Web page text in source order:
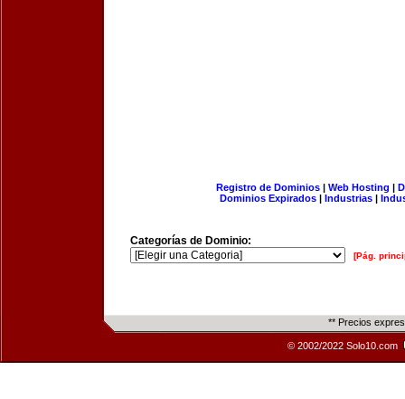
Registro de Dominios| Web Hosting |
Dominios Expirados | Industrias |
Categorías de Dominio:
[Pág.
** Precios
© 2002/2022 Solo10.com